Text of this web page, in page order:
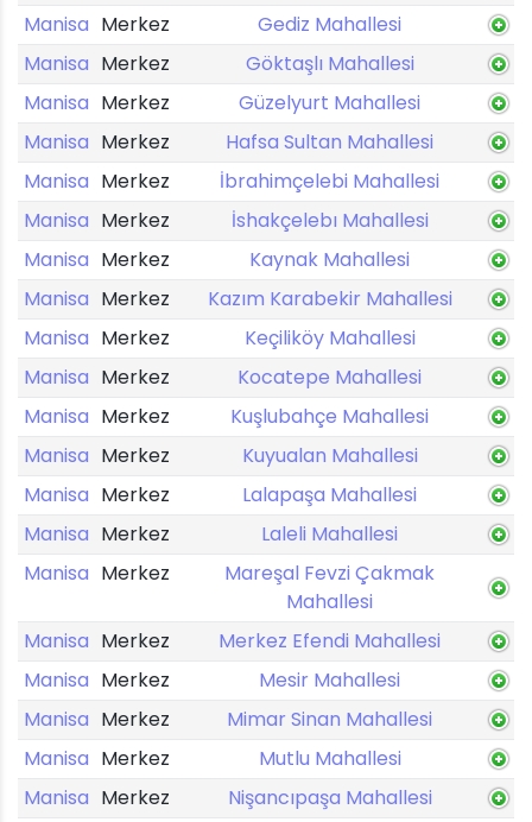
Manisa Merkez
Gediz Mahallesi
Manisa Merkez
Göktaşlı Mahallesi
Manisa Merkez
Güzelyurt Mahallesi
Manisa Merkez
Hafsa Sultan Mahallesi
Manisa Merkez
İbrahimçelebi Mahallesi
Manisa Merkez
İshakçelebı Mahallesi
Manisa Merkez
Kaynak Mahallesi
Manisa Merkez
Kazım Karabekir Mahallesi
Manisa Merkez
Keçiliköy Mahallesi
Manisa Merkez
Kocatepe Mahallesi
Manisa Merkez
Kuşlubahçe Mahallesi
Manisa Merkez
Kuyualan Mahallesi
Manisa Merkez
Lalapaşa Mahallesi
Manisa Merkez
Laleli Mahallesi
Manisa Merkez
Mareşal Fevzi Çakmak
Mahallesi
Manisa Merkez
Merkez Efendi Mahallesi
Manisa Merkez
Mesir Mahallesi
Manisa Merkez
Mimar Sinan Mahallesi
Manisa Merkez
Mutlu Mahallesi
Manisa Merkez
Nişancıpaşa Mahallesi